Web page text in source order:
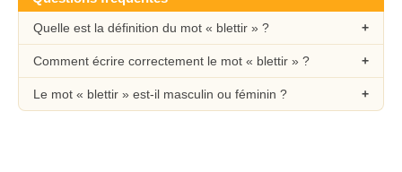
Quelle est la définition du mot « blettir » ?
Comment écrire correctement le mot « blettir » ?
Le mot « blettir » est-il masculin ou féminin ?